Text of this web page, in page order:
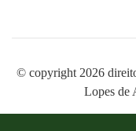
© copyright 2026
Lopes de